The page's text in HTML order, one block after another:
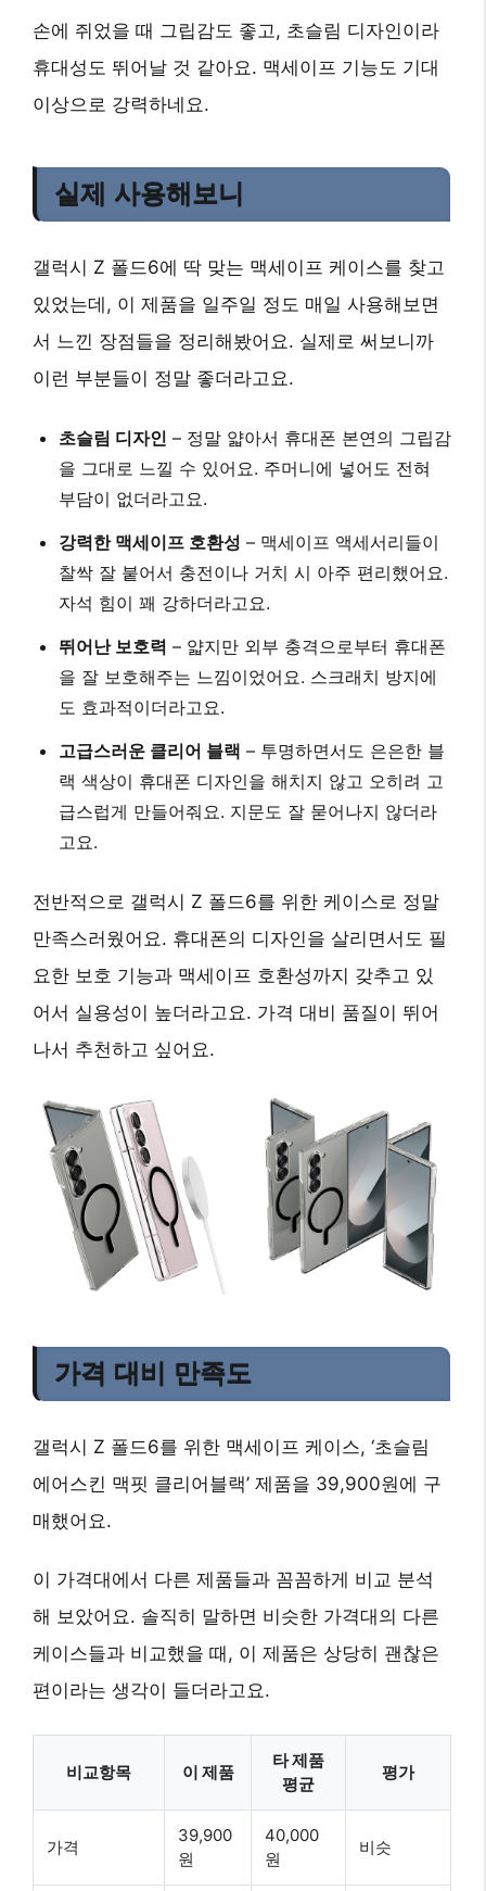
손에 쥐었을 때 그립감도 좋고, 초슬림 디자인이라
휴대성도 뛰어날 것 같아요. 맥세이프 기능도 기대
이상으로 강력하네요.
실제 사용해보니
갤럭시 Z 폴드6에 딱 맞는 맥세이프 케이스를 찾고
있었는데, 이 제품을 일주일 정도 매일 사용해보면
서 느낀 장점들을 정리해봤어요. 실제로 써보니까
이런 부분들이 정말 좋더라고요.
초슬림 디자인 – 정말 얇아서 휴대폰 본연의 그립감
을 그대로 느낄 수 있어요. 주머니에 넣어도 전혀
부담이 없더라고요.
강력한 맥세이프 호환성 – 맥세이프 액세서리들이
찰싹 잘 붙어서 충전이나 거치 시 아주 편리했어요.
자석 힘이 꽤 강하더라고요.
뛰어난 보호력 – 얇지만 외부 충격으로부터 휴대폰
을 잘 보호해주는 느낌이었어요. 스크래치 방지에
도 효과적이더라고요.
고급스러운 클리어 블랙 – 투명하면서도 은은한 블
랙 색상이 휴대폰 디자인을 해치지 않고 오히려 고
급스럽게 만들어줘요. 지문도 잘 묻어나지 않더라
고요.
전반적으로 갤럭시 Z 폴드6를 위한 케이스로 정말
만족스러웠어요. 휴대폰의 디자인을 살리면서도 필
요한 보호 기능과 맥세이프 호환성까지 갖추고 있
어서 실용성이 높더라고요. 가격 대비 품질이 뛰어
나서 추천하고 싶어요.
가격 대비 만족도
갤럭시 Z 폴드6를 위한 맥세이프 케이스, ‘초슬림
에어스킨 맥핏 클리어블랙’ 제품을 39,900원에 구
매했어요.
이 가격대에서 다른 제품들과 꼼꼼하게 비교 분석
해 보았어요. 솔직히 말하면 비슷한 가격대의 다른
케이스들과 비교했을 때, 이 제품은 상당히 괜찮은
편이라는 생각이 들더라고요.
비교항목 이 제품
타 제품
평균
평가
가격
39,900
원
40,000
원
비슷